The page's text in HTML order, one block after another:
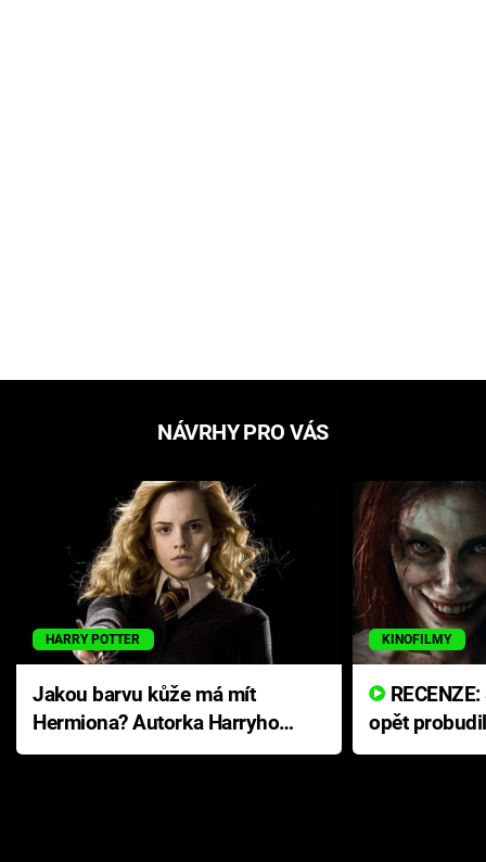
NÁVRHY PRO VÁS
HARRY POTTER
Jakou barvu kůže má mít
Hermiona? Autorka Harryho
Pottera přišla s ráznou
KINOFILMY
opět
přichází s